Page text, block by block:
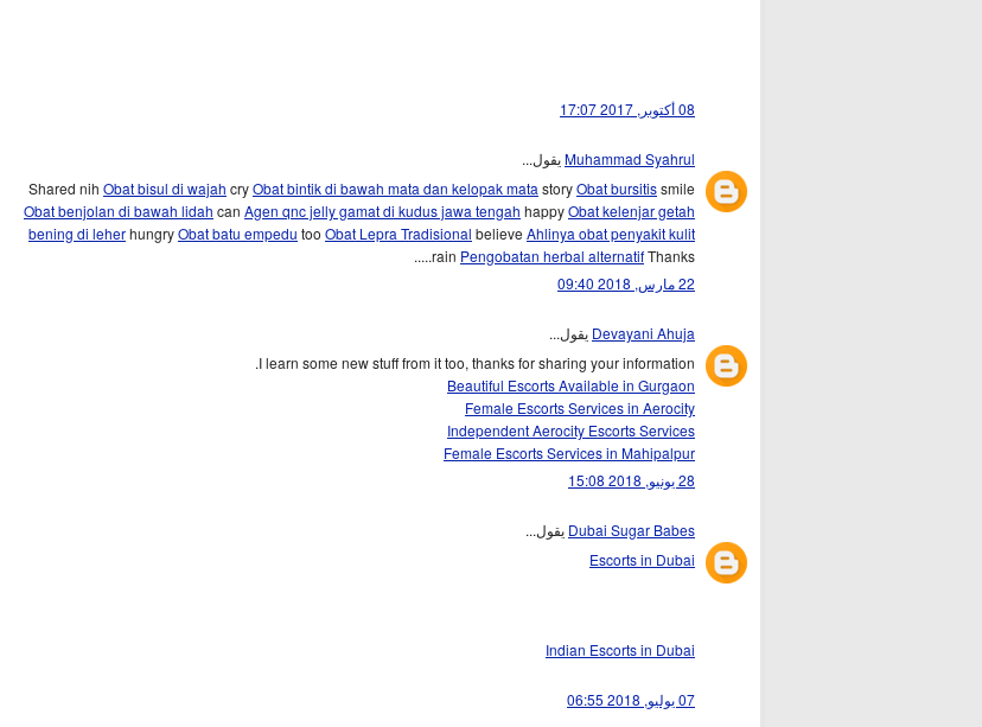
08 أكتوبر, 2017 17:07
Muhammad Syahrulيقول...
Shared nih Obat bisul di wajah cryObat bintik di bawah mata dan kelopak mata storyObat bursitissmile
Obat benjolan di bawah lidah can Agen qnc jelly gamat di kudus jawa tengah happyObat kelenjar getah
bening di leherhungryObat batu empedu too Obat Lepra Tradisional believe Ahlinya obat penyakit kulit
rain Pengobatan herbal alternatifThanks.....
22 مارس, 2018 09:40
Devayani Ahuja يقول...
I learn some new stuff from it too, thanks for sharing your information.
Beautiful Escorts Available in Gurgaon
Female Escorts Services in Aerocity
Independent Aerocity Escorts Services
Female Escorts Services in Mahipalpur
28 يونيو, 2018 15:08
Dubai Sugar Babes يقول...
Escorts in Dubai
Indian Escorts in Dubai
07 يوليو, 2018 06:55